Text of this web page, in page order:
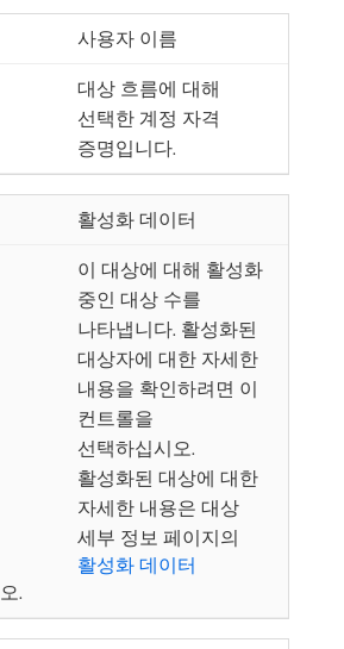
사용자 이름
대상 흐름에 대해
선택한 계정 자격
증명입니다.
활성화 데이터
이 대상에 대해 활성화
중인 대상 수를
나타냅니다. 활성화된
대상자에 대한 자세한
내용을 확인하려면 이
컨트롤을
선택하십시오.
활성화된 대상에 대한
자세한 내용은 대상
세부 정보 페이지의
활성화 데이터
.